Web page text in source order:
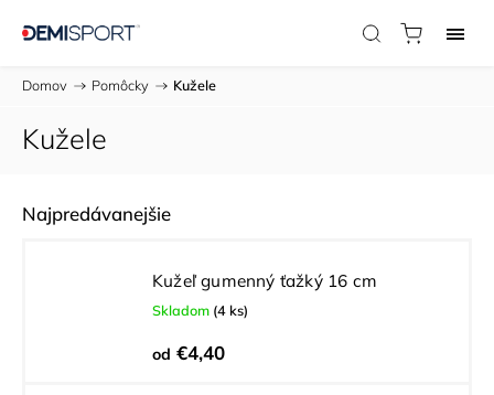
Domov / Pomôcky / Kužele
Kužele
Najpredávanejšie
Kužeľ gumenný ťažký 16 cm
Skladom (4 ks)
od €4,40